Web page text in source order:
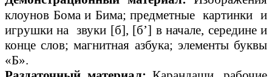
клоунов Бома и Бима; предметные картинки и
игрушки на звуки [б], [б’] в начале, середине и
конце слов; магнитная азбука; элементы буквы
«Б».